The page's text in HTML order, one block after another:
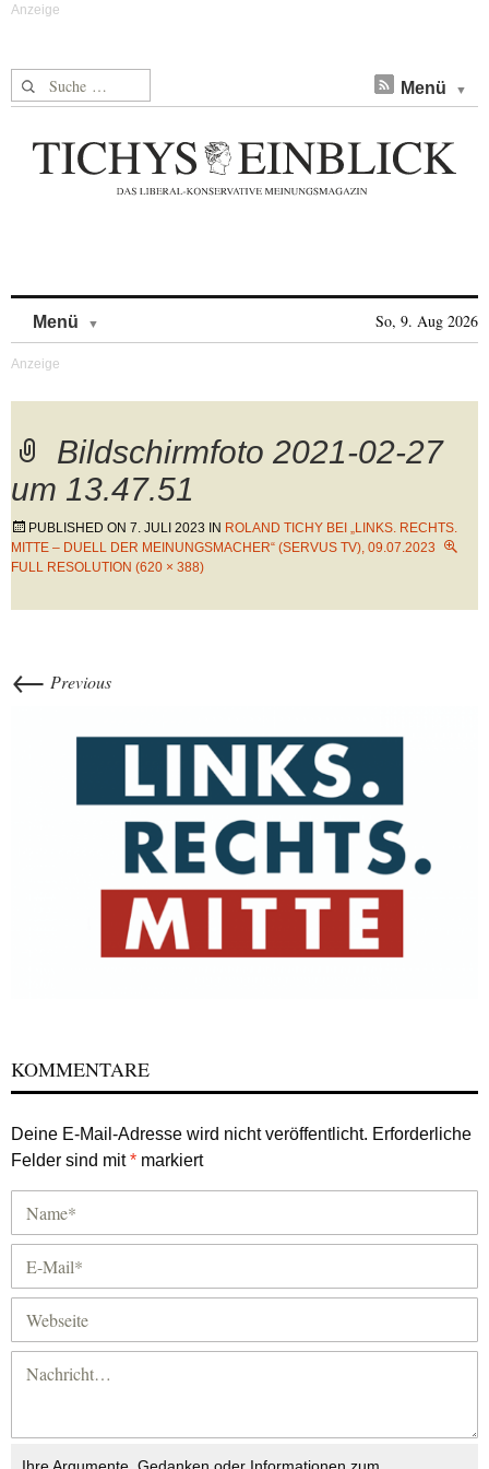
Suche nach: Menü
Menü So, 9. Aug 2026
Bildschirmfoto 2021-02-27
um 13.47.51
PUBLISHED ON 7. JULI 2023 IN ROLAND TICHY BEI „LINKS. RECHTS.
MITTE – DUELL DER MEINUNGSMACHER“ (SERVUS TV), 09.07.2023
FULL RESOLUTION (620 × 388)
← Previous
KOMMENTARE
Deine E-Mail-Adresse wird nicht veröffentlicht. Erforderliche
Felder sind mit* markiert
Ihre Argumente, Gedanken oder Informationen zum